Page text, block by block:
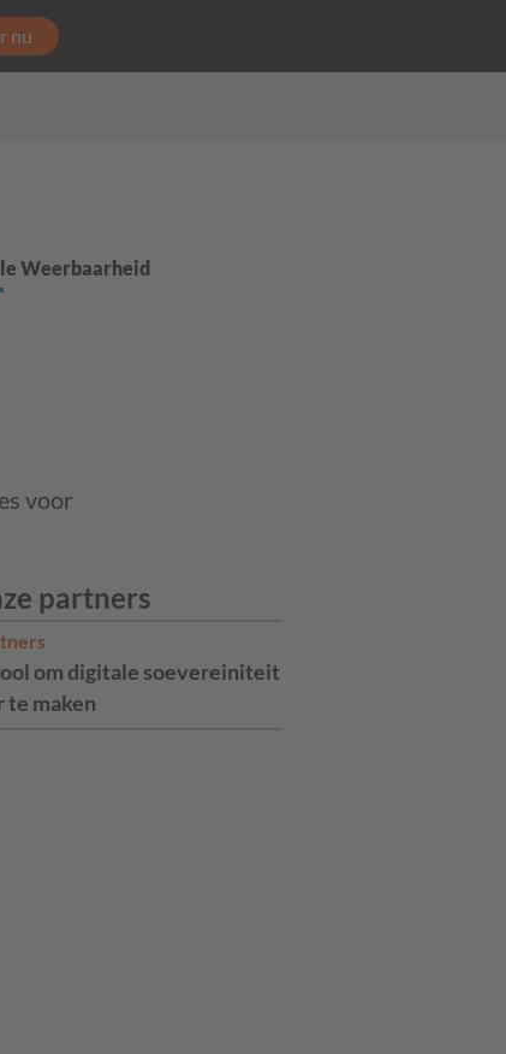
nu
Weerbaarheid
voor
partners
om digitale soevereiniteit
te maken